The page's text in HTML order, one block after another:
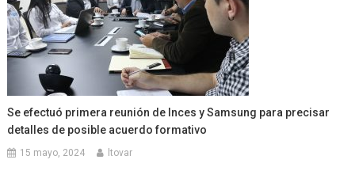
Se efectuó primera reunión de Inces y Samsung para precisar
detalles de posible acuerdo formativo
15 mayo, 2024 ltovar